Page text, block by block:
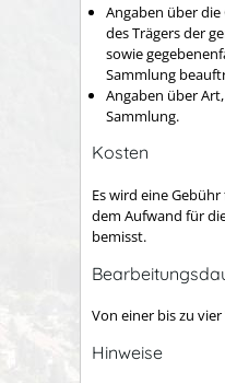
Angaben über
des Trägers der
sowie
Sammlung
Angaben über
Sammlung.
Kosten
Es wird eine
dem Aufwand für
bemisst.
Von einer bis zu
Hinweise